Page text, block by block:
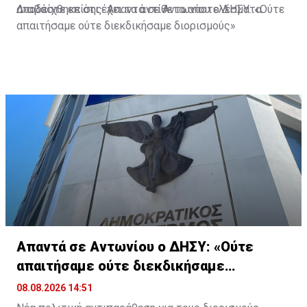
αποδείχθηκε ότι έχει τα αντίθετα αποτελέσματα.
Διαβάστε επίσης:Απαντά σε Αντωνίου ο ΔΗΣΥ: «Ούτε
απαιτήσαμε ούτε διεκδικήσαμε διορισμούς»
Απαντά σε Αντωνίου ο ΔΗΣΥ: «Ούτε
απαιτήσαμε ούτε διεκδικήσαμε
διορισμούς»
08.08.2026 14:51